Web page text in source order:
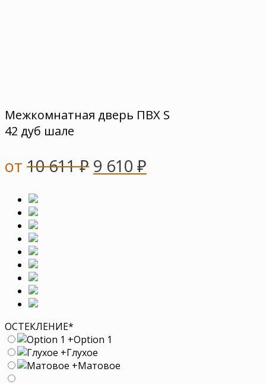
Межкомнатная дверь ПВХ S
42 дуб шале
от 10 611₽ 9 610 ₽
ОСТЕКЛЕНИЕ*
+Option 1
+Глухое
+Матовое